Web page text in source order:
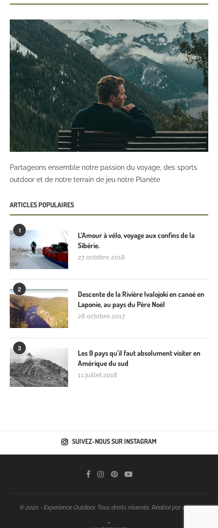
Partageons ensemble notre passion du voyage, des sports
outdoor et de notre terrain de jeu notre Planète
ARTICLES POPULAIRES
1
L’Amour à vélo, voyage aux confins de la
Sibérie.
27 octobre 2018
2
Descente de la Rivière Ivalojoki en canoë en
Laponie, au pays du Père Noël
28 octobre 2017
3
Les 9 pays qu’il faut absolument visiter en
Amérique du sud
11 juillet 2018
SUIVEZ-NOUS SUR INSTAGRAM
® 2020 - Experience Outdoor. Tous droits réservés. Réalisé parAraoo